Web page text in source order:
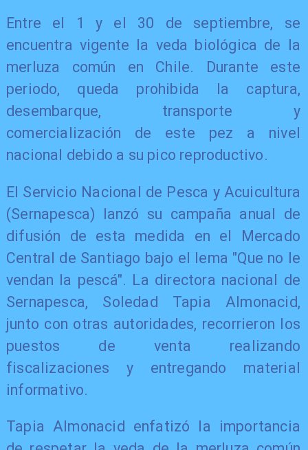
Entre el 1 y el 30 de septiembre, se
encuentra vigente la veda biológica de la
merluza común en Chile. Durante este
periodo, queda prohibida la captura,
desembarque, transporte y
comercialización de este pez a nivel
nacional debido a su pico reproductivo.
El Servicio Nacional de Pesca y Acuicultura
(Sernapesca) lanzó su campaña anual de
difusión de esta medida en el Mercado
Central de Santiago bajo el lema "Que no le
vendan la pescá". La directora nacional de
Sernapesca, Soledad Tapia Almonacid,
junto con otras autoridades, recorrieron los
puestos de venta realizando
fiscalizaciones y entregando material
informativo.
Tapia Almonacid enfatizó la importancia